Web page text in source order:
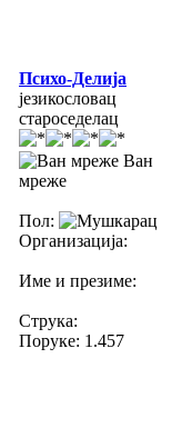
Психо-Делија
језикословац
староседелац
Ван
мреже
Пол:
Организација:
Име и презиме:
Струка:
Поруке: 1.457